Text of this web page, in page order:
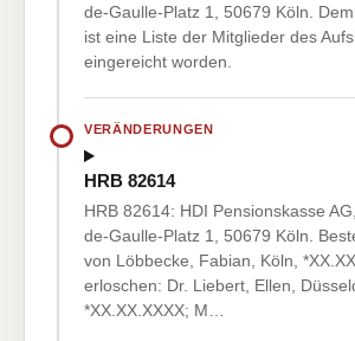
de-Gaulle-Platz 1, 50679 Köln.
ist eine Liste der Mitglieder des
eingereicht worden.
VERÄNDERUNGEN
HRB 82614
HRB 82614: HDI Pensionskasse
de-Gaulle-Platz 1, 50679 Köln.
von Löbbecke, Fabian, Köln,
erloschen: Dr. Liebert, Ellen,
*XX.XX.XXXX; M…